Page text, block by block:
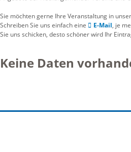
Sie möchten gerne Ihre Veranstaltung in
Schreiben Sie uns einfach eine
E-Mail, je
Sie uns schicken, desto schöner wird Ihr
Keine Daten